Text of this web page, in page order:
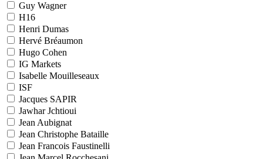
Guy Wagner
H16
Henri Dumas
Hervé Bréaumon
Hugo Cohen
IG Markets
Isabelle Mouilleseaux
ISF
Jacques SAPIR
Jawhar Jchtioui
Jean Aubignat
Jean Christophe Bataille
Jean Francois Faustinelli